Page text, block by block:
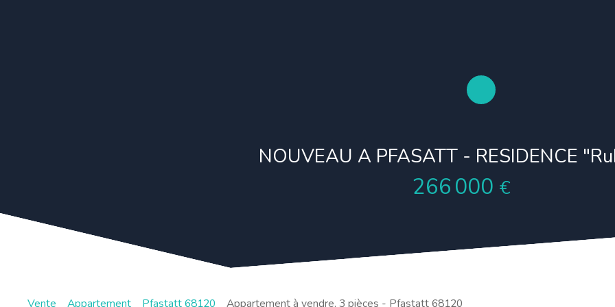
NOUVEAU A PFASATT - RESIDENCE
266 000 €
Vente Appartement Pfastatt 68120 Appartement à vendre, 3 pièces - Pfastatt 68120